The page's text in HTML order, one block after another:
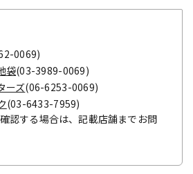
0069)
袋(03-3989-0069)
ーズ(06-6253-0069)
(03-6433-7959)
認する場合は、記載店舗までお問